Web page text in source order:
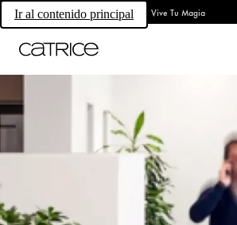
Ir al contenido principal Vive Tu Magia